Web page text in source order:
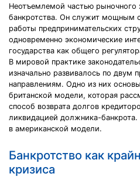
Неотъемлемой частью рыночного
банкротства. Он служит мощным
работы предпринимательских
одновременно экономические
государства как общего
В мировой практике
изначально развивалось по двум
направлениям. Одно из них
британской модели, которая
способ возврата долгов
ликвидацией должника-
в американской модели.
Банкротство как
кризиса